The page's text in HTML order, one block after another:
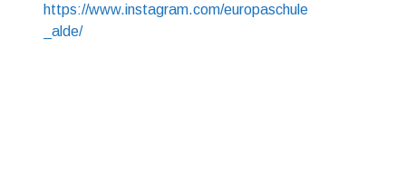
https://www.instagram.com/europaschule
_alde/